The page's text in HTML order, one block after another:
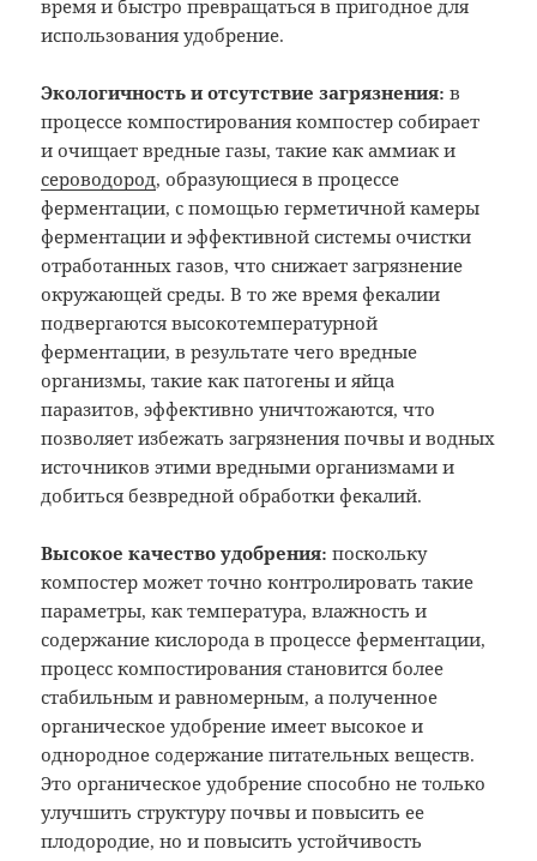
время и быстро превращаться в пригодное для
использования удобрение.
Экологичность и отсутствие загрязнения: в
процессе компостирования компостер собирает
и очищает вредные газы, такие как аммиак и
сероводород, образующиеся в процессе
ферментации, с помощью герметичной камеры
ферментации и эффективной системы очистки
отработанных газов, что снижает загрязнение
окружающей среды. В то же время фекалии
подвергаются высокотемпературной
ферментации, в результате чего вредные
организмы, такие как патогены и яйца
паразитов, эффективно уничтожаются, что
позволяет избежать загрязнения почвы и водных
источников этими вредными организмами и
добиться безвредной обработки фекалий.
Высокое качество удобрения: поскольку
компостер может точно контролировать такие
параметры, как температура, влажность и
содержание кислорода в процессе ферментации,
процесс компостирования становится более
стабильным и равномерным, а полученное
органическое удобрение имеет высокое и
однородное содержание питательных веществ.
Это органическое удобрение способно не только
улучшить структуру почвы и повысить ее
плодородие, но и повысить устойчивость